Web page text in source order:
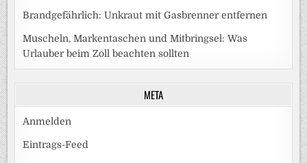
Brandgefährlich: Unkraut mit Gasbrenner entfernen
Muscheln, Markentaschen und Mitbringsel: Was
Urlauber beim Zoll beachten sollten
META
Anmelden
Eintrags-Feed